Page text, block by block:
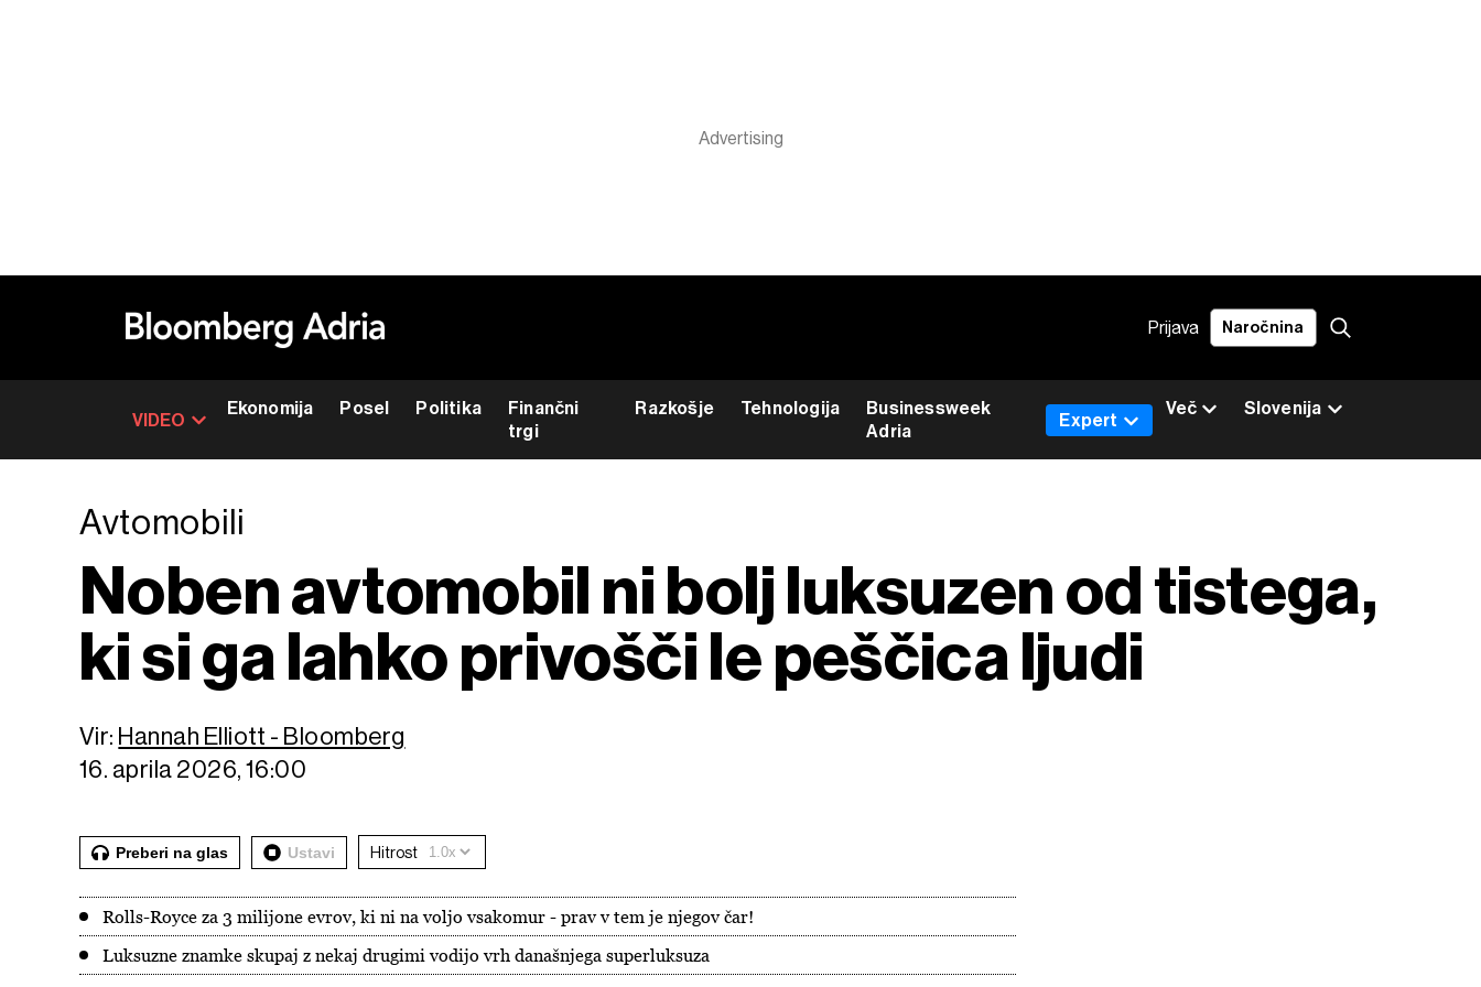
Prijava Naročnina
VIDEO
Ekonomija Posel Politika
Finančni
trgi
Razkošje Tehnologija
Businessweek
Adria
Slovenija
Expert
Več
Avtomobili
Noben avtomobil ni bolj luksuzen od tistega,
ki si ga lahko privošči le peščica ljudi
Vir: Hannah Elliott - Bloomberg
16. aprila 2026, 16:00
Preberi na glas Ustavi Hitrost
Rolls-Royce za 3 milijone evrov, ki ni na voljo vsakomur - prav v tem je njegov čar!
Luksuzne znamke skupaj z nekaj drugimi vodijo vrh današnjega superluksuza